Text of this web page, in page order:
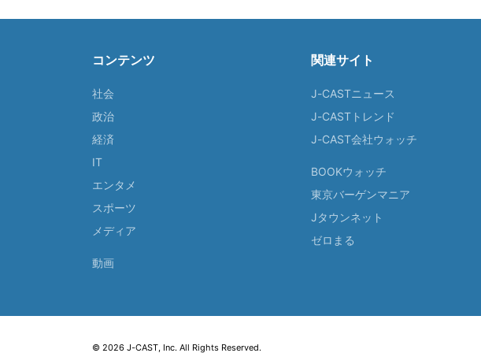
コンテンツ
社会
政治
経済
IT
エンタメ
スポーツ
メディア
動画
関連サイト
J-CASTニュース
J-CASTトレンド
J-CAST会社ウォッチ
BOOKウォッチ
東京バーゲンマニア
Jタウンネット
ゼロまる
© 2026 J-CAST, Inc. All Rights Reserved.